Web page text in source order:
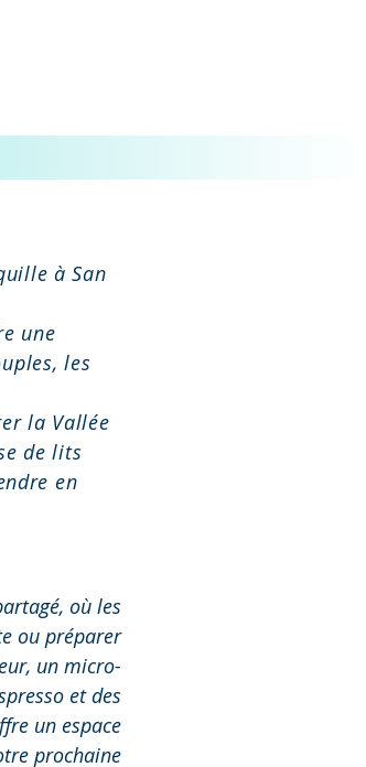
à San
une
les
la Vallée
de lits
en
où les
ou préparer
un micro-
et des
un espace
prochaine